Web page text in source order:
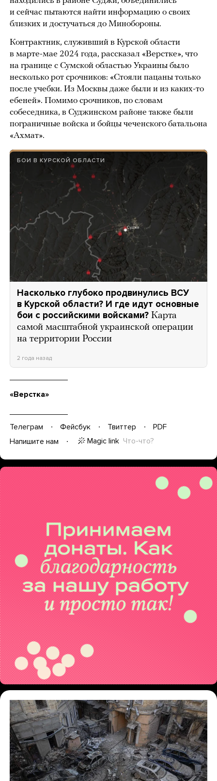
и сейчас пытаются найти информацию о своих
близких и достучаться до Минобороны.
Контрактник, служивший в Курской области
в марте-мае 2024 года, рассказал «Верстке», что
на границе с Сумской областью Украины было
несколько рот срочников: «Стояли пацаны только
после учебки. Из Москвы даже были и из каких-то
ебеней». Помимо срочников, по словам
собеседника, в Суджинском районе также были
пограничные войска и бойцы чеченского батальона
«Ахмат».
БОИ В КУРСКОЙ ОБЛАСТИ
Насколько глубоко продвинулись ВСУ
в Курской области? И где идут основные
бои с российскими войсками? Карта
самой масштабной украинской операции
на территории России
2 года назад
«Верстка»
Телеграм Фейсбук Твиттер
PDF
Напишите нам
Magic link Что-что?